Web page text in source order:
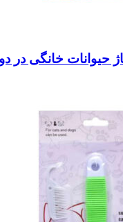
حیوانات خانگی در